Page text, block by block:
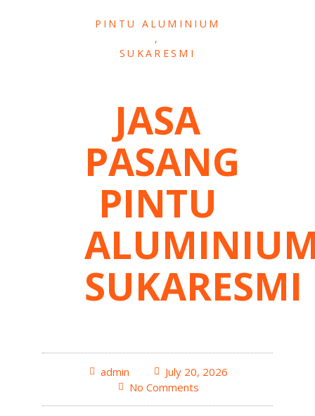
PINTU ALUMINIUM
,
SUKARESMI
JASA
PASANG
PINTU
SUKARESMI
admin
July 20, 2026
No Comments